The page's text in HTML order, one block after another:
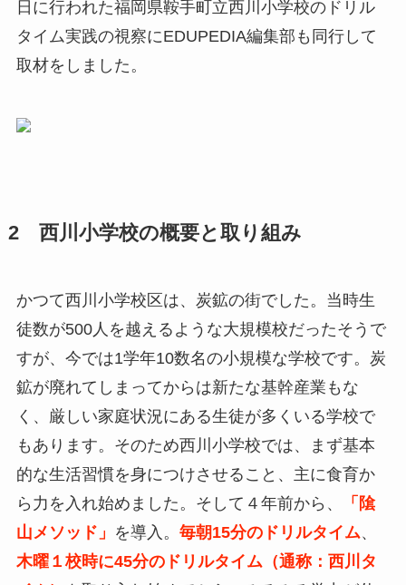
日に行われた福岡県鞍手町立西川小学校のドリル
タイム実践の視察にEDUPEDIA編集部も同行して
取材をしました。
2 西川小学校の概要と取り組み
かつて西川小学校区は、炭鉱の街でした。当時生
徒数が500人を越えるような大規模校だったそうで
すが、今では1学年10数名の小規模な学校です。炭
鉱が廃れてしまってからは新たな基幹産業もな
く、厳しい家庭状況にある生徒が多くいる学校で
もあります。そのため西川小学校では、まず基本
的な生活習慣を身につけさせること、主に食育か
ら力を入れ始めました。そして４年前から、
「隂
山メソッド」 を導入。 毎朝15分のドリルタイム、
木曜１校時に45分のドリルタイム（通称：西川タ